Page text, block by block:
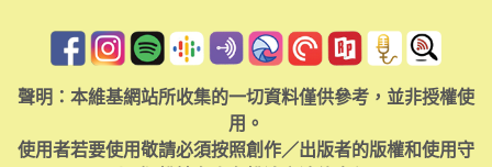
聲明：本維基網站所收集的一切資料僅供參考，並非授權使
用。
使用者若要使用敬請必須按照創作／出版者的版權和使用守